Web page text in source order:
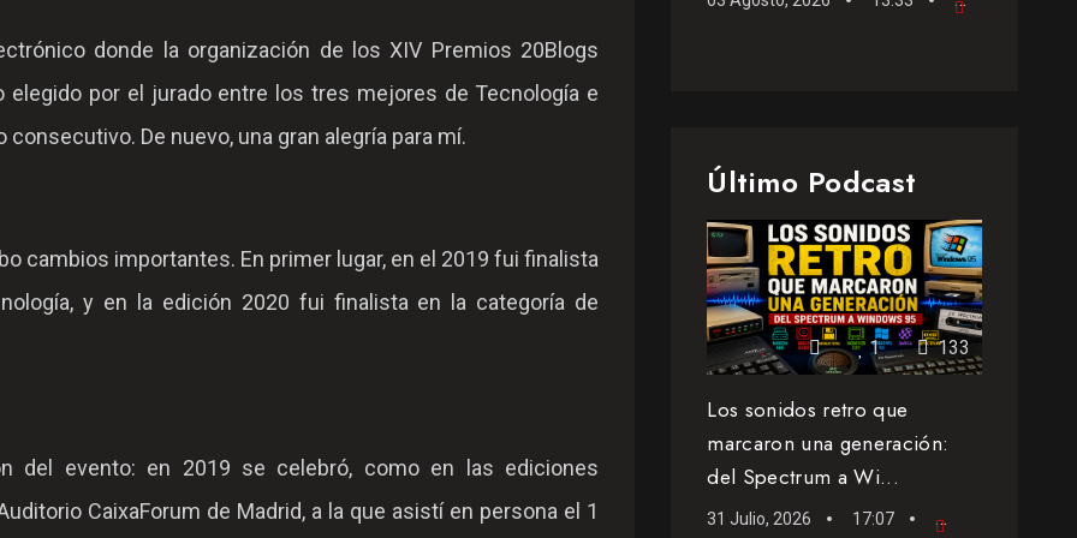
donde la organización de los XIV Premios 20Blogs
elegido por el jurado entre los tres mejores de Tecnología e
De nuevo, una gran alegría para mí.
cambios importantes. En primer lugar, en el 2019 fui finalista
y en la edición 2020 fui finalista en la categoría de
del evento: en 2019 se celebró, como en las ediciones
CaixaForum de Madrid, a la que asistí en persona el 1
Último Podcast
1 133
Los sonidos retro que
marcaron una generación:
del Spectrum a Wi...
31 Julio, 2026 17:07